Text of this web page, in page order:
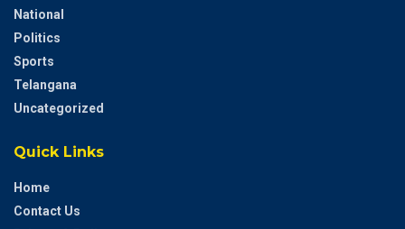
National
Politics
Sports
Telangana
Uncategorized
Quick Links
Home
Contact Us